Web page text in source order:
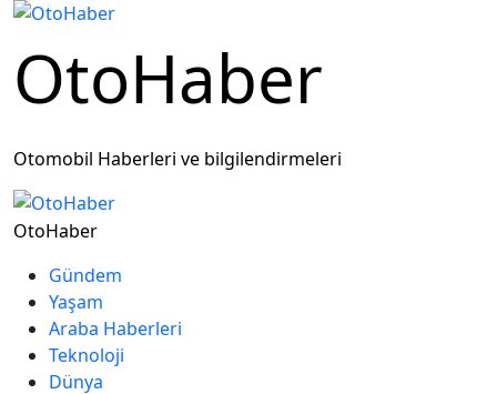
OtoHaber
Otomobil Haberleri ve bilgilendirmeleri
OtoHaber
Gündem
Yaşam
Araba Haberleri
Teknoloji
Dünya